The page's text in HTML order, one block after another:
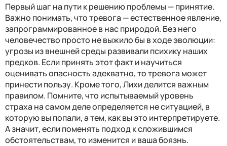
Первый шаг на пути к решению проблемы — принятие.
Важно понимать, что тревога — естественное явление,
запрограммированное в нас природой. Без него
человечество просто не выжило бы в ходе эволюции:
угрозы из внешней среды развивали психику наших
предков. Если принять этот факт и научиться
оценивать опасность адекватно, то тревога может
принести пользу. Кроме того, Лихи делится важным
правилом. Помните, что испытываемый уровень
страха на самом деле определяется не ситуацией, в
которую вы попали, а тем, как вы это интерпретируете.
А значит, если поменять подход к сложившимся
обстоятельствам, то изменится и ваша боязнь.